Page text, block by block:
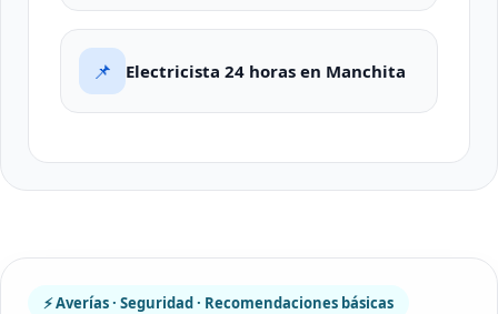
📌 Electricista 24 horas en Manchita
⚡ Averías · Seguridad · Recomendaciones básicas